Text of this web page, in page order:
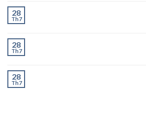
28
Th7
28
Th7
28
Th7